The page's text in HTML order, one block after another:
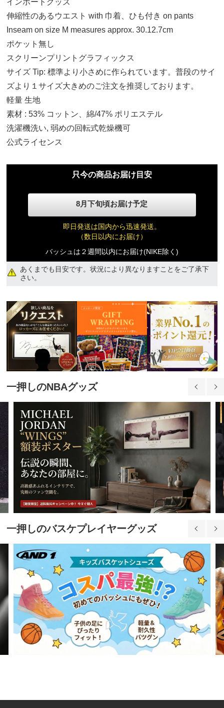
伸縮性のあるウエスト with 巾着、ひも付き on pants
Inseam on size M measures approx. 30.12.7cm
ポケット無し
スクリーンプリントグラフィックス
サイズ Tip: 標準より小さめに作られています。普段のサイ
ズより１サイズ大きめのご注文を推奨しております。
軽量 生地
素材 : 53% コットン、綿/47% ポリエステル
洗濯機洗い, 弱めの回転式乾燥機可
公式ライセンス
只今の商品お届け目安
8月下旬頃お届け予定
即日発送は国内から迅速発送。
（数日以内にお届け）
バッシュは２週間以内にお届け(NIKE除く)
あくまでも目安です。状況により異なりますことをご了承下
さい。
一押しのNBAグッズ
一押しのバスケプレイヤーグッズ
S
13,840円(税込)
13,840円(税込)